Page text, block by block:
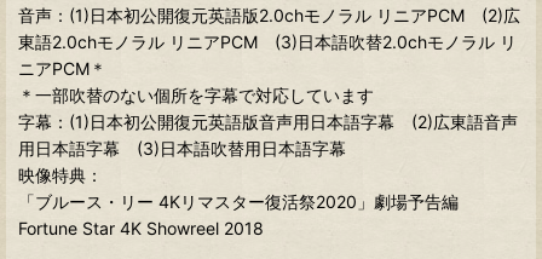
音声：(1)日本初公開復元英語版2.0chモノラル リニアPCM (2)広
東語2.0chモノラル リニアPCM (3)日本語吹替2.0chモノラル リ
ニアPCM＊
＊一部吹替のない個所を字幕で対応しています
字幕：(1)日本初公開復元英語版音声用日本語字幕 (2)広東語音声
用日本語字幕 (3)日本語吹替用日本語字幕
映像特典：
「ブルース・リー 4Kリマスター復活祭2020」劇場予告編
Fortune Star 4K Showreel 2018